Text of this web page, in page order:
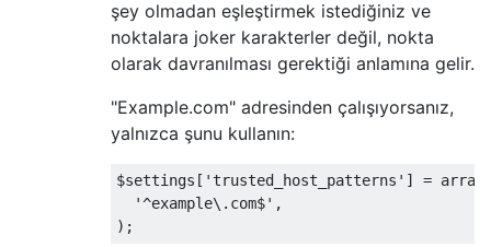
şey olmadan eşleştirmek istediğiniz ve
noktalara joker karakterler değil, nokta
olarak davranılması gerektiği anlamına gelir.
"Example.com" adresinden çalışıyorsanız,
yalnızca şunu kullanın:
$settings [ 'trusted_host_patterns' ] = array
'^example\.com$' ,
);